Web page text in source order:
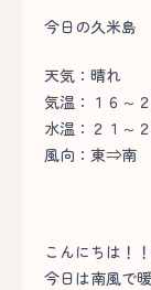
今日の久米島
天気：晴れ
気温：１６～
水温：２１～
風向：東⇒南
こんにちは！
今日は南風で